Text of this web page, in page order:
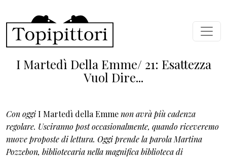
I Martedì Della Emme/ 21: Esattezza
Vuol Dire...
Con oggiI Martedì della Emmenon avrà più cadenza
regolare. Usciranno post occasionalmente, quando riceveremo
nuove proposte di lettura. Oggi prende la parola Martina
Pozzebon, bibliotecaria nella magnifica biblioteca di